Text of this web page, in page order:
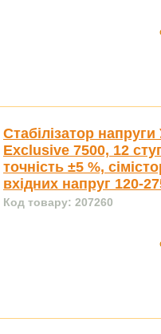
Стабілізатор
Exclusive 7500, 12
точність ±5 %,
вхідних напруг 120-
Код товару: 207260